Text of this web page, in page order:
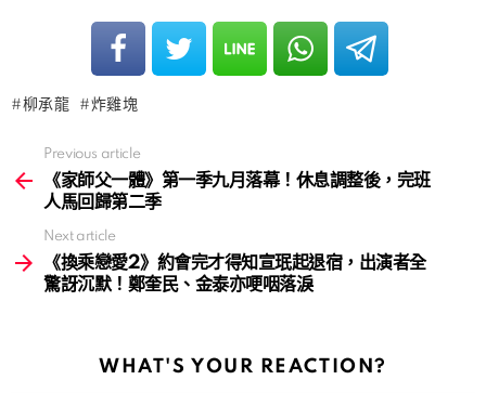
柳承龍 炸雞塊
more
Previous article
《家師父一體》第一季九月落幕！休息調整後，完班
人馬回歸第二季
Next article
《換乘戀愛2》約會完才得知宣珉起退宿，出演者全
驚訝沉默！鄭奎民、金泰亦哽咽落淚
WHAT'S YOUR REACTION?